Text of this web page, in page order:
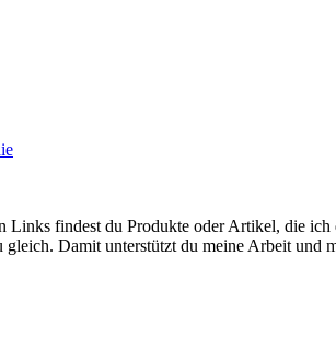
findest du Produkte oder Artikel, die
gleich. Damit unterstützt du meine Arbeit und